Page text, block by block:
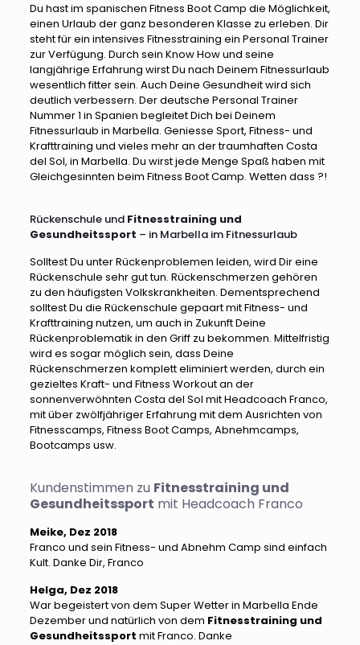
Du hast im spanischen Fitness Boot Camp die Möglichkeit,
einen Urlaub der ganz besonderen Klasse zu erleben. Dir
steht für ein intensives Fitnesstraining ein Personal Trainer
zur Verfügung. Durch sein Know How und seine
langjährige Erfahrung wirst Du nach Deinem Fitnessurlaub
wesentlich fitter sein. Auch Deine Gesundheit wird sich
deutlich verbessern. Der deutsche Personal Trainer
Nummer 1 in Spanien begleitet Dich bei Deinem
Fitnessurlaub in Marbella. Geniesse Sport, Fitness- und
Krafttraining und vieles mehr an der traumhaften Costa
del Sol, in Marbella. Du wirst jede Menge Spaß haben mit
Gleichgesinnten beim Fitness Boot Camp. Wetten dass ?!
Rückenschule und Fitnesstraining und
Gesundheitssport – in Marbella im Fitnessurlaub
Solltest Du unter Rückenproblemen leiden, wird Dir eine
Rückenschule sehr gut tun. Rückenschmerzen gehören
zu den häufigsten Volkskrankheiten. Dementsprechend
solltest Du die Rückenschule gepaart mit Fitness- und
Krafttraining nutzen, um auch in Zukunft Deine
Rückenproblematik in den Griff zu bekommen. Mittelfristig
wird es sogar möglich sein, dass Deine
Rückenschmerzen komplett eliminiert werden, durch ein
gezieltes Kraft- und Fitness Workout an der
sonnenverwöhnten Costa del Sol mit Headcoach Franco,
mit über zwölfjähriger Erfahrung mit dem Ausrichten von
Fitnesscamps, Fitness Boot Camps, Abnehmcamps,
Bootcamps usw.
Kundenstimmen zu Fitnesstraining und
Gesundheitssport mit Headcoach Franco
Meike, Dez 2018
Franco und sein Fitness- und Abnehm Camp sind einfach
Kult. Danke Dir, Franco
Helga, Dez 2018
War begeistert von dem Super Wetter in Marbella Ende
Dezember und natürlich von dem Fitnesstraining und
Gesundheitssport mit Franco. Danke